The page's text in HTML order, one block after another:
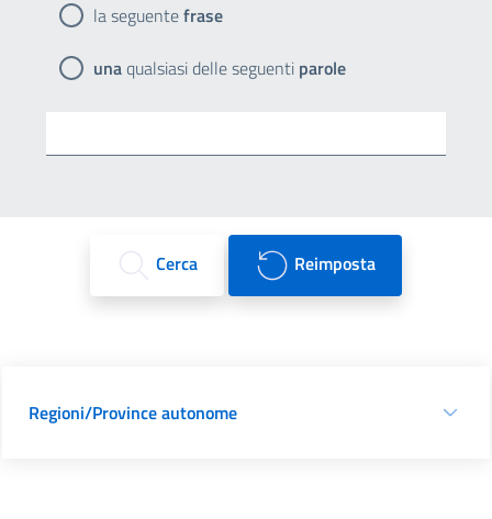
la seguentefrase
unaqualsiasi delle seguenti parole
Cerca Reimposta
Regioni/Province autonome